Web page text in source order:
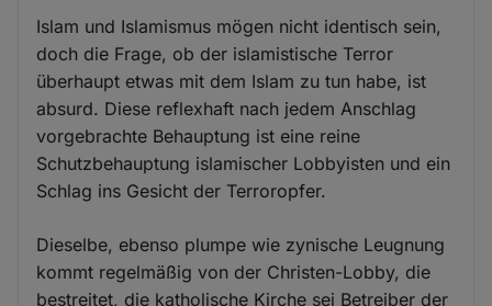
Islam und Islamismus mögen nicht identisch sein,
doch die Frage, ob der islamistische Terror
überhaupt etwas mit dem Islam zu tun habe, ist
absurd. Diese reflexhaft nach jedem Anschlag
vorgebrachte Behauptung ist eine reine
Schutzbehauptung islamischer Lobbyisten und ein
Schlag ins Gesicht der Terroropfer.
Dieselbe, ebenso plumpe wie zynische Leugnung
kommt regelmäßig von der Christen-Lobby, die
bestreitet, die katholische Kirche sei Betreiber der